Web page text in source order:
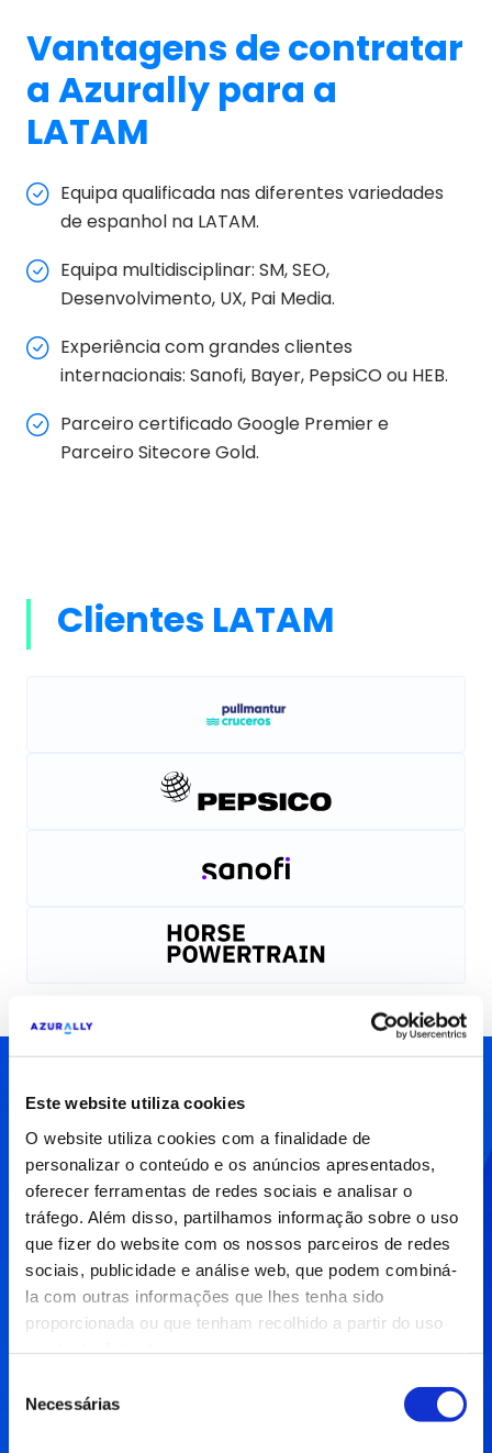
Este website utiliza cookies
O website utiliza cookies com a finalidade de
personalizar o conteúdo e os anúncios apresentados,
oferecer ferramentas de redes sociais e analisar o
tráfego. Além disso, partilhamos informação sobre o uso
que fizer do website com os nossos parceiros de redes
sociais, publicidade e análise web, que podem combiná-
la com outras informações que lhes tenha sido
proporcionada ou que tenham recolhido a partir do uso
Necessárias
Vantagens de contratar
a Azurally para a
LATAM
Equipa qualificada nas diferentes variedades
de espanhol na LATAM.
Equipa multidisciplinar: SM, SEO,
Desenvolvimento, UX, Pai Media.
Experiência com grandes clientes
internacionais: Sanofi, Bayer, PepsiCO ou HEB.
Parceiro certificado Google Premier e
Parceiro Sitecore Gold.
Clientes LATAM
Como podemos
ajudar-te?
Tens um projeto ou gostarias de obter mais
informações? Não hesites em enviar uma
mensagem utilizando o formulário abaixo.
Destinatário